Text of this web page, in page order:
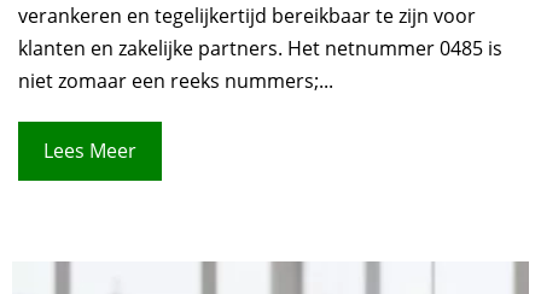
verankeren en tegelijkertijd bereikbaar te zijn voor
klanten en zakelijke partners. Het netnummer 0485 is
niet zomaar een reeks nummers;...
Lees Meer